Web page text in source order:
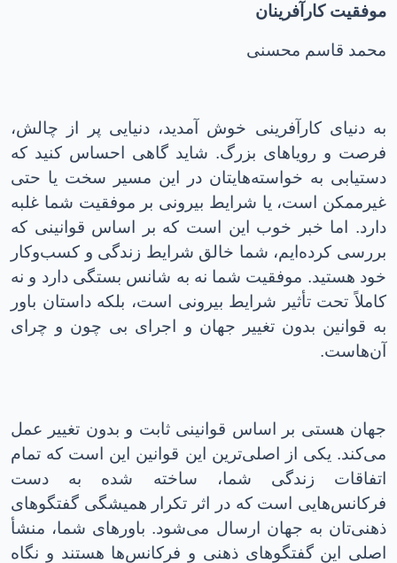
موفقیت کارآفرینان
محمد قاسم محسنی
به دنیای کارآفرینی خوش آمدید، دنیایی پر از چالش،
فرصت و رویاهای بزرگ. شاید گاهی احساس کنید که
دستیابی به خواسته‌هایتان در این مسیر سخت یا حتی
غیرممکن است، یا شرایط بیرونی بر موفقیت شما غلبه
دارد. اما خبر خوب این است که بر اساس قوانینی که
بررسی کرده‌ایم، شما خالق شرایط زندگی و کسب‌وکار
خود هستید. موفقیت شما نه به شانس بستگی دارد و نه
کاملاً تحت تأثیر شرایط بیرونی است، بلکه داستان باور
به قوانین بدون تغییر جهان و اجرای بی چون و چرای
آن‌هاست.
جهان هستی بر اساس قوانینی ثابت و بدون تغییر عمل
می‌کند. یکی از اصلی‌ترین این قوانین این است که تمام
اتفاقات زندگی شما، ساخته شده به دست
فرکانس‌هایی است که در اثر تکرار همیشگی گفتگوهای
ذهنی‌تان به جهان ارسال می‌شود. باورهای شما، منشأ
اصلی این گفتگوهای ذهنی و فرکانس‌ها هستند و نگاه